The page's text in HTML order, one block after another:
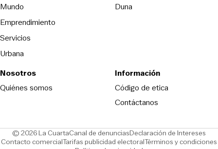
Mundo
Emprendimiento
Servicios
Urbana
Duna
Nosotros
Quiénes somos
Información
Código de etica
Contáctanos
© 2026 La CuartaCanal de denunciasOpens in new window
Declaración de Intereses
Contacto comercialOpens in new window
Tarifas publicidad electoralOpens in new window
Términos y condiciones